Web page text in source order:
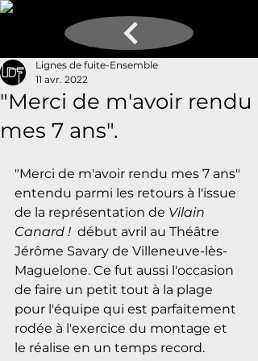
"Merci de m'avoir rendu
mes 7 ans".
Lignes de fuite-Ensemble
11 avr. 2022
"Merci de m'avoir rendu mes 7 ans"
entendu parmi les retours à l'issue
de la représentation de Vilain
Canard !
  début avril au Théâtre
Jérôme Savary de Villeneuve-lès-
Maguelone. Ce fut aussi l'occasion
de faire un petit tout à la plage
pour l'équipe qui est parfaitement
rodée à l'exercice du montage et
le réalise en un temps record.